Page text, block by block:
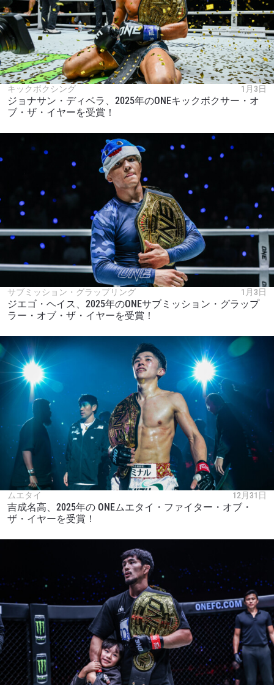
キックボクシング 1月3日
ジョナサン・ディベラ、2025年のONEキックボクサー・オ
ブ・ザ・イヤーを受賞！
サブミッション・グラップリング 1月3日
ジエゴ・ヘイス、2025年のONEサブミッション・グラップ
ラー・オブ・ザ・イヤーを受賞！
ムエタイ 12月31日
吉成名高、2025年の ONEムエタイ・ファイター・オブ・
ザ・イヤーを受賞！